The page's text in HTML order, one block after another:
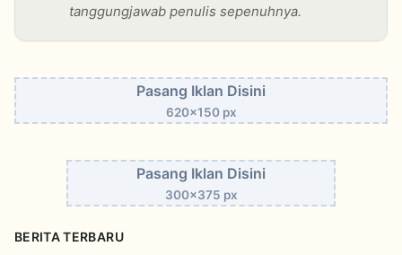
tanggungjawab penulis sepenuhnya.
Pasang Iklan Disini
620x150 px
Pasang Iklan Disini
300x375 px
BERITA TERBARU